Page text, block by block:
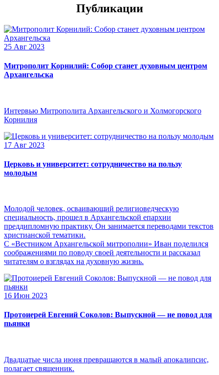
Публикации
25 Авг 2023
Митрополит Корнилий: Собор станет духовным центром
Архангельска
Интервью Митрополита Архангельского и Холмогорского
Корнилия
17 Авг 2023
Церковь и университет: сотрудничество на пользу
молодым
Молодой человек, осваивающий религиоведческую
специальность, прошел в Архангельской епархии
преддипломную практику. Он занимается переводами текстов
христианской тематики.
С «Вестником Архангельской митрополии» Иван поделился
соображениями по поводу своей деятельности и рассказал
читателям о взглядах на духовную жизнь.
16 Июн 2023
Протоиерей Евгений Соколов: Выпускной — не повод для
пьянки
Двадцатые числа июня превращаются в малый апокалипсис,
полагает священник.